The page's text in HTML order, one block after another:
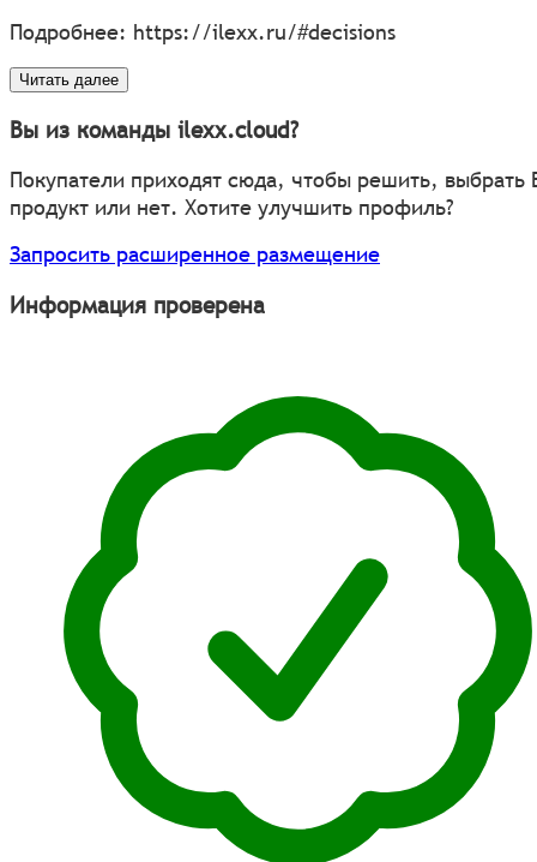
Подробнее: https://ilexx.ru/#decisions
Читать далее
Вы из команды ilexx.cloud?
Покупатели приходят сюда, чтобы решить, выбрать
продукт или нет. Хотите улучшить профиль?
Запросить расширенное размещение
Информация проверена